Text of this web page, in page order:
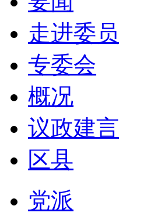
走进委员
专委会
概况
议政建言
区县
党派